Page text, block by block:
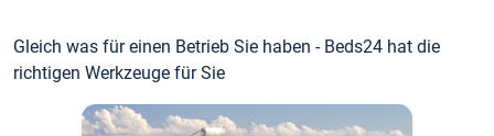
Gleich was für einen Betrieb Sie haben - Beds24 hat die
richtigen Werkzeuge für Sie